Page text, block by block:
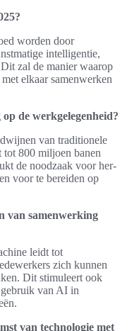
worden door
intelligentie,
zal de manier waarop
elkaar samenwerken
de werkgelegenheid?
van traditionele
tot 800 miljoen banen
de noodzaak voor her-
voor te bereiden op
van samenwerking
leidt tot
zich kunnen
Dit stimuleert ook
van AI in
van technologie met